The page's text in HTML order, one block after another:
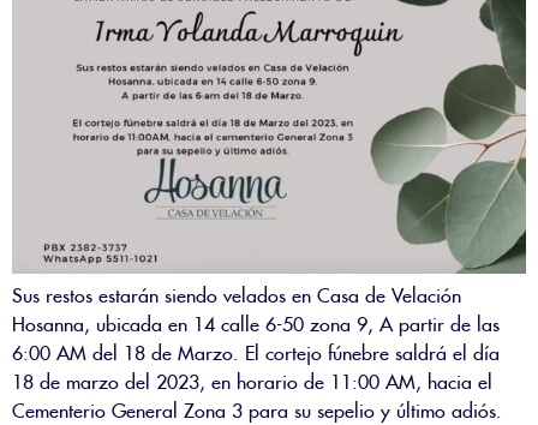
Sus restos estarán siendo velados en Casa de Velación
Hosanna, ubicada en 14 calle 6-50 zona 9, A partir de las
6:00 AM del 18 de Marzo. El cortejo fúnebre saldrá el día
18 de marzo del 2023, en horario de 11:00 AM, hacia el
Cementerio General Zona 3 para su sepelio y último adiós.